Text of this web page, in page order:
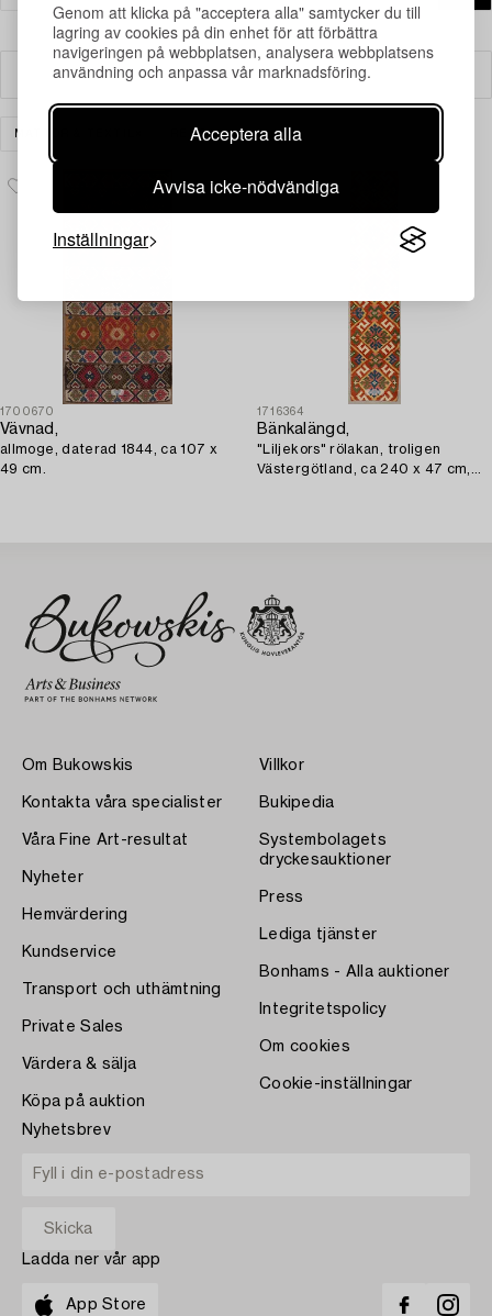
Genom att klicka på "acceptera alla" samtycker du till
lagring av cookies på din enhet för att förbättra
navigeringen på webbplatsen, analysera webbplatsens
användning och anpassa vår marknadsföring.
Acceptera alla
Avvisa icke-nödvändiga
Inställningar
Filter
MATTOR & TEXTIL RENSA ALLA
1700670
Vävnad,
allmoge, daterad 1844, ca 107 x
49 cm.
1716364
Bänkalängd,
"Liljekors" rölakan, troligen
Västergötland, ca 240 x 47 cm,
Om Bukowskis
Kontakta våra specialister
Våra Fine Art-resultat
Nyheter
Hemvärdering
Kundservice
Transport och uthämtning
Private Sales
Värdera & sälja
Köpa på auktion
Villkor
Bukipedia
Systembolagets
dryckesauktioner
Press
Lediga tjänster
Bonhams - Alla auktioner
Integritetspolicy
Om cookies
Cookie-inställningar
Nyhetsbrev
Ladda ner vår app
App Store